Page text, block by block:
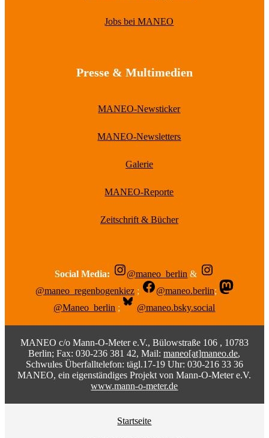
Jobs bei MANEO
Presse & Multimedien
MANEO-Newsticker
MANEO-Newsletters
Galerie
MANEO-Reporte
Zeitschrift & Bücher
Social Media: @maneo_berlin &
@maneo_regenbogenkiez ; @maneo.berlin;
@Maneo_berlin ; @maneo.bsky.social
MANEO c/o Mann-O-Meter e.V., Bülowstraße 106 , 10783
Berlin; Fax: 030-236 381 42, Mail:maneo[at]maneo.de,
Schwules Überfalltelefon: tägl.17-19 Uhr: 030-216 33 36
MANEO, ein eigenständiges Projekt von Mann-O-Meter e.V.
www.mann-o-meter.de
Startseite